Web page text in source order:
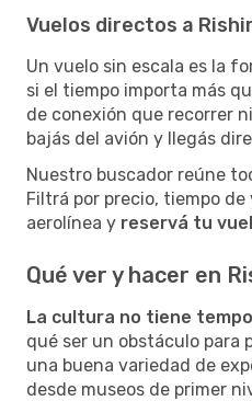
Vuelos directos a
Un vuelo sin escala es la
si el tiempo importa más
de conexión que recorrer
bajás del avión y llegás
Nuestro buscador reúne
Filtrá por precio, tiempo
aerolínea y reservá tu
Qué ver y hacer en
La cultura no tiene
qué ser un obstáculo para
una buena variedad de
desde museos de primer